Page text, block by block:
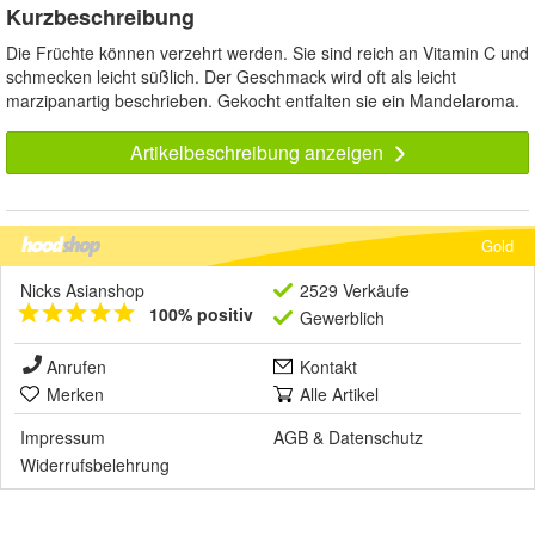
Kurzbeschreibung
Die Früchte können verzehrt werden. Sie sind reich an Vitamin C und
schmecken leicht süßlich. Der Geschmack wird oft als leicht
marzipanartig beschrieben. Gekocht entfalten sie ein Mandelaroma.
Artikelbeschreibung anzeigen
Gold
Nicks Asianshop
100% positiv
2529 Verkäufe
Gewerblich
Anrufen
Kontakt
Merken
Alle Artikel
Impressum
AGB & Datenschutz
Widerrufsbelehrung